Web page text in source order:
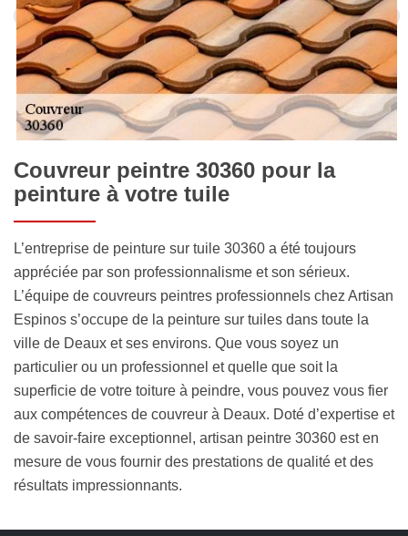
Couvreur peintre 30360 pour la
peinture à votre tuile
L’entreprise de peinture sur tuile 30360 a été toujours
appréciée par son professionnalisme et son sérieux.
L’équipe de couvreurs peintres professionnels chez Artisan
Espinos s’occupe de la peinture sur tuiles dans toute la
ville de Deaux et ses environs. Que vous soyez un
particulier ou un professionnel et quelle que soit la
superficie de votre toiture à peindre, vous pouvez vous fier
aux compétences de couvreur à Deaux. Doté d’expertise et
de savoir-faire exceptionnel, artisan peintre 30360 est en
mesure de vous fournir des prestations de qualité et des
résultats impressionnants.